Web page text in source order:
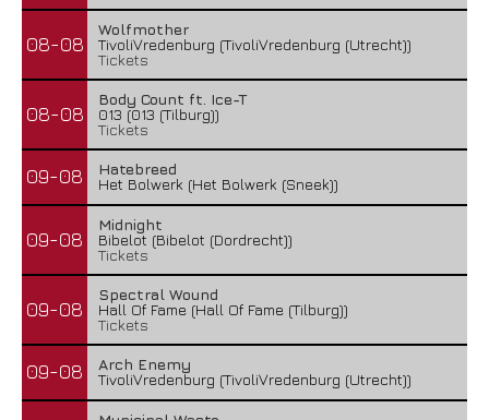
08-08
Wolfmother
TivoliVredenburg (TivoliVredenburg (Utrecht))
Tickets
08-08
Body Count ft. Ice-T
013 (013 (Tilburg))
Tickets
09-08
Hatebreed
Het Bolwerk (Het Bolwerk (Sneek))
09-08
Midnight
Bibelot (Bibelot (Dordrecht))
Tickets
09-08
Spectral Wound
Hall Of Fame (Hall Of Fame (Tilburg))
Tickets
09-08
Arch Enemy
TivoliVredenburg (TivoliVredenburg (Utrecht))